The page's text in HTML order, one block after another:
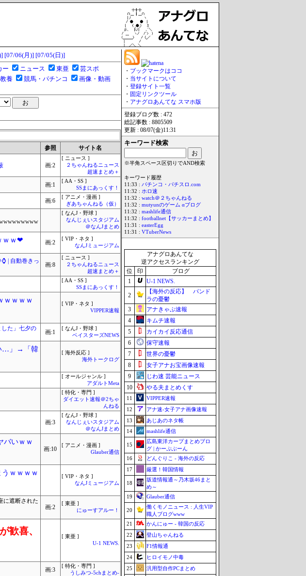
[07/06(月)] [07/05(日)]
ー ニュース 東亜
芸スポ
教養 競馬・パチンコ
画像・動画
参照 サイト名
画:2
[ ニュース ]
２ちゃんねるニュース
超速まとめ＋
画:1
[ AA・SS ]
SSまにあっくす！
画:6
[ アニメ・漫画 ]
ぎあちゃんねる（仮）
[ なんJ・野球 ]
なんじぇいスタジアム
＠なんJまとめ
ｗｗ❤ 画:2
[ VIP・ネタ ]
なんJミュージアム
| 自動巻きっ
画:8
[ ニュース ]
２ちゃんねるニュース
超速まとめ＋
[ AA・SS ]
SSまにあっくす！
ｗｗｗｗ
[ VIP・ネタ ]
VIPPER速報
た」七夕の
画:1
[ なんJ・野球 ]
ベイスターズNEWS
…」→「韓
[ 海外反応 ]
海外トークログ
[ オールジャンル ]
アダルトMeta
[ 特化・専門 ]
ダイエット速報＠2ちゃ
んねる
画:3
[ なんJ・野球 ]
なんじぇいスタジアム
＠なんJまとめ
バいｗｗ
画:10
[ アニメ・漫画 ]
Glauber通信
ｗｗｗｗ
[ VIP・ネタ ]
なんJミュージアム
に遮断された
画:2
[ 東亜 ]
にゅーすアルー！
歓喜、
[ 東亜 ]
U-1 NEWS.
画:3
[ 特化・専門 ]
うしみつ-5chまとめ-
・ ブックマークはココ
・ 当サイトについて
・ 登録サイト一覧
・ 固定リンクツール
・ アナグロあんてな スマホ版
登録ブログ数 : 472
総記事数 : 8805509
更新 : 08/07(金)11:31
キーワード検索
※半角スペース区切りでAND検索
キーワード履歴
11:33 : パチンコ・パチスロ.com
11:32 : ホロ速
11:32 : watch＠２ちゃんねる
11:32 : mutyunのゲーム αブログ
11:32 : mashlife通信
11:32 : footballnet【サッカーまとめ】
11:31 : easterEgg
11:31 : VTuberNews
アナグロあんてな
逆アクセスランキング
位
印
ブログ
1
U-1 NEWS.
2
【海外の反応】 パンド
ラの憂鬱
3
アナきゃぷ速報
4
キムチ速報
5
カイカイ反応通信
6
保守速報
7
世界の憂鬱
8
女子アナお宝画像速報
9
じわ速 芸能ニュース
10
やる夫まとめくす
11
VIPPER速報
12
アナ速‐女子アナ画像速報
13
あじあのネタ帳
14
mashlife通信
15
広島東洋カープまとめブロ
グ | かーぷぶーん
16
どんぐりこ - 海外の反応
17
厳選！韓国情報
18
坂道情報通～乃木坂46まと
め～
19
Glauber通信
20
働くモノニュース : 人生VIP
職人ブログwww
21
かんにゅー - 韓国の反応
22
登山ちゃんねる
23
F1情報通
24
ヒロイモノ中毒
25
汎用型自作PCまとめ